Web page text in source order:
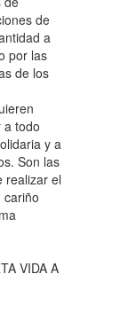
de
a
por las
de los
a todo
y a
Son las
realizar el
cariño
VIDA A